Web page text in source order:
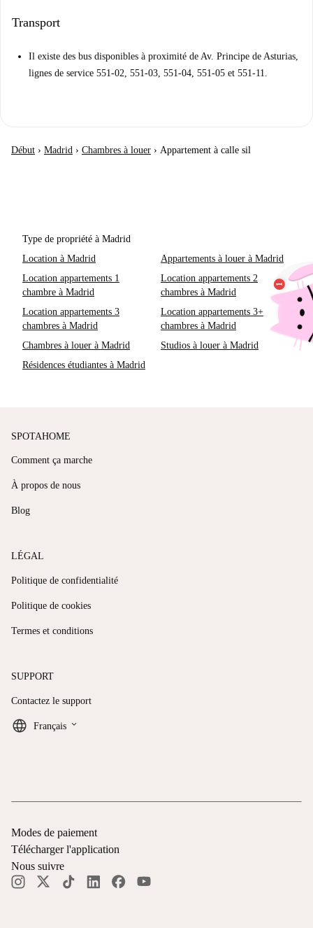
Transport
Il existe des bus disponibles à proximité de Av. Principe de Asturias,
lignes de service 551-02, 551-03, 551-04, 551-05 et 551-11.
Début › Madrid › Chambres à louer › Appartement à calle sil
Type de propriété à Madrid
Location à Madrid
Appartements à louer à Madrid
Location appartements 1
chambre à Madrid
Location appartements 2
chambres à Madrid
Location appartements 3
chambres à Madrid
Location appartements 3+
chambres à Madrid
Chambres à louer à Madrid
Studios à louer à Madrid
Résidences étudiantes à Madrid
SPOTAHOME
Comment ça marche
À propos de nous
Blog
LÉGAL
Politique de confidentialité
Politique de cookies
Termes et conditions
SUPPORT
Contactez le support
Français keyboard_arrow_down
Modes de paiement
Télécharger l'application
Nous suivre